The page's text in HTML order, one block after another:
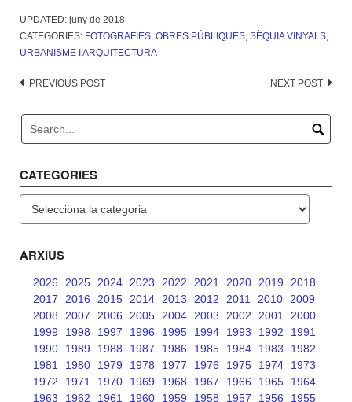
UPDATED: juny de 2018
CATEGORIES: FOTOGRAFIES, OBRES PÚBLIQUES, SÈQUIA VINYALS,
URBANISME I ARQUITECTURA
Post
PREVIOUS POST NEXT POST
CATEGORIES
ARXIUS
2026 2025 2024 2023 2022 2021 2020 2019
2018
2017
2016 2015 2014 2013 2012 2011 2010 2009
2008
2007 2006 2005 2004 2003 2002 2001
2000
1999
1998 1997 1996 1995 1994 1993 1992
1991
1990
1989 1988 1987 1986 1985 1984 1983
1982
1981
1980 1979 1978 1977 1976 1975 1974
1973
1972
1971 1970 1969 1968 1967 1966 1965
1964
1963
1962 1961 1960 1959 1958 1957 1956
1955